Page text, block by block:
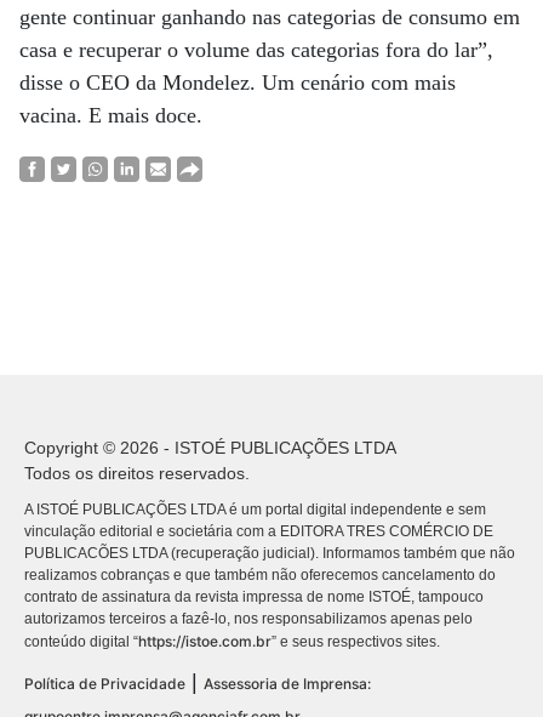
gente continuar ganhando nas categorias de consumo em
casa e recuperar o volume das categorias fora do lar”,
disse o CEO da Mondelez. Um cenário com mais
vacina. E mais doce.
Copyright © 2026 - ISTOÉ PUBLICAÇÕES LTDA
Todos os direitos reservados.
A ISTOÉ PUBLICAÇÕES LTDA é um portal digital independente e sem
vinculação editorial e societária com a EDITORA TRES COMÉRCIO DE
PUBLICACÕES LTDA (recuperação judicial). Informamos também que não
realizamos cobranças e que também não oferecemos cancelamento do
contrato de assinatura da revista impressa de nome ISTOÉ, tampouco
autorizamos terceiros a fazê-lo, nos responsabilizamos apenas pelo
conteúdo digital “https://istoe.com.br” e seus respectivos sites.
Política de Privacidade
Assessoria de Imprensa: